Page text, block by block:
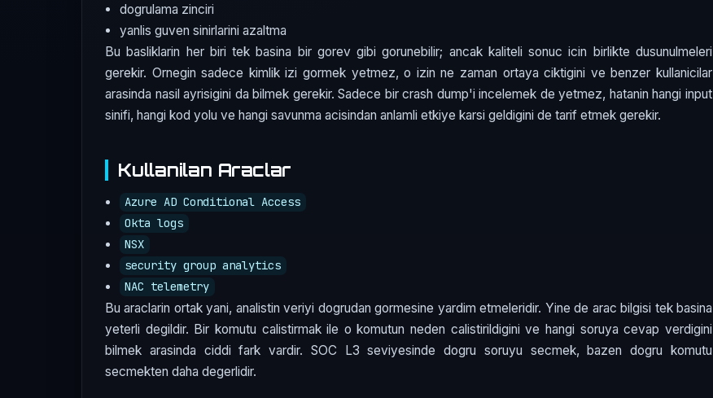
dogrulama zinciri
yanlis guven sinirlarini azaltma
Bu basliklarin her biri tek basina bir gorev gibi gorunebilir; ancak kaliteli sonuc icin birlikte dusunulmeleri
gerekir. Ornegin sadece kimlik izi gormek yetmez, o izin ne zaman ortaya ciktigini ve benzer kullanicilar
arasinda nasil ayrisigini da bilmek gerekir. Sadece bir crash dump'i incelemek de yetmez, hatanin hangi input
sinifi, hangi kod yolu ve hangi savunma acisindan anlamli etkiye karsi geldigini de tarif etmek gerekir.
Kullanilan Araclar
Azure AD Conditional Access
Okta logs
NSX
security group analytics
NAC telemetry
Bu araclarin ortak yani, analistin veriyi dogrudan gormesine yardim etmeleridir. Yine de arac bilgisi tek basina
yeterli degildir. Bir komutu calistirmak ile o komutun neden calistirildigini ve hangi soruya cevap verdigini
bilmek arasinda ciddi fark vardir. SOC L3 seviyesinde dogru soruyu secmek, bazen dogru komutu
secmekten daha degerlidir.